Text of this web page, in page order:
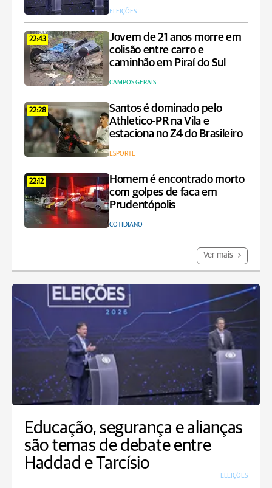
ELEIÇÕES
22:43
Jovem de 21 anos morre em
colisão entre carro e
caminhão em Piraí do Sul
CAMPOS GERAIS
22:28
Santos é dominado pelo
Athletico-PR na Vila e
estaciona no Z4 do Brasileiro
ESPORTE
22:12
Homem é encontrado morto
com golpes de faca em
Prudentópolis
COTIDIANO
Ver mais
Educação, segurança e alianças
são temas de debate entre
Haddad e Tarcísio
ELEIÇÕES